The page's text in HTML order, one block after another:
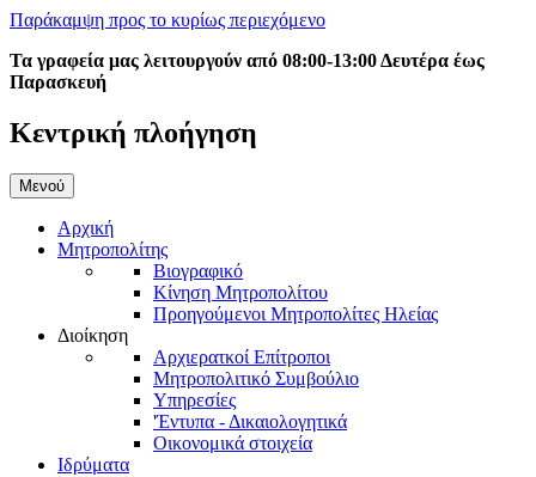
Παράκαμψη προς το κυρίως περιεχόμενο
Τα γραφεία μας λειτουργούν από 08:00-13:00 Δευτέρα έως
Παρασκευή
Κεντρική πλοήγηση
Μενού
Αρχική
Μητροπολίτης
Βιογραφικό
Κίνηση Μητροπολίτου
Προηγούμενοι Μητροπολίτες Ηλείας
Διοίκηση
Αρχιερατκοί Επίτροποι
Μητροπολιτικό Συμβούλιο
Υπηρεσίες
'Έντυπα - Δικαιολογητικά
Οικονομικά στοιχεία
Ιδρύματα